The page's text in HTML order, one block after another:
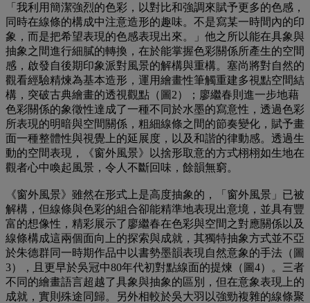
「我利用簡潔強烈的色彩，以對比和強調來賦予更多的色感，
同時在線條的構成中注意造形的趣味。不是寫某一時間內的印
象，而是把希望表現的色感表現出來。」他之所以能在具象與
抽象之間進行細膩的轉換，在於能掌握色彩關係所產生的空間
感，啟發自後期印象派對風景的解構與重構。塞尚將對自然的
觀看經驗精煉為基本造形，運用繪畫性筆觸重建多視點空間結
構，突破古典繪畫的透視觀點（圖2）；廖繼春則進一步地藉
色彩關係的象徵性達成了一種不同於水墨的寫意性，透過色彩
所表現的明暗與空間關係，粗細線條之間的節奏變化，賦予畫
面一種整體性與視覺上的延展度，以及和諧的律動感。透過生
動的空間表現，《窗外風景》以捨形取意的方式栩栩如生地在
觀者心中喚起風景，令人不斷回味，餘韻無窮。
《窗外風景》雖然在形式上是高度抽象的，「窗外風景」已被
解構，但線條與色彩的組合卻能精準地表現出意境，並具有豐
富的想像性，精彩展示了廖繼春在色彩與空間之對應關係以及
線條構成這兩個面向上的探索與成就，其獨特抽象方式並不亞
於朱德群同一時期作品中以書勢墨韻表現自然意象的手法（圖
3），且更早於吳冠中80年代初對點線面的提煉（圖4）。三者
不同的繪畫語言超越了具象與抽象的區別，但在意象表現上的
成就，實則殊途同歸。另外相較於吳大羽以強勁複雜的線條聚